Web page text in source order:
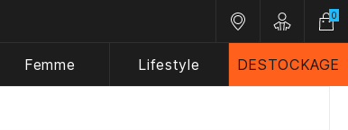
Nos magasins
Customer
0
Femme Lifestyle DESTOCKAGE